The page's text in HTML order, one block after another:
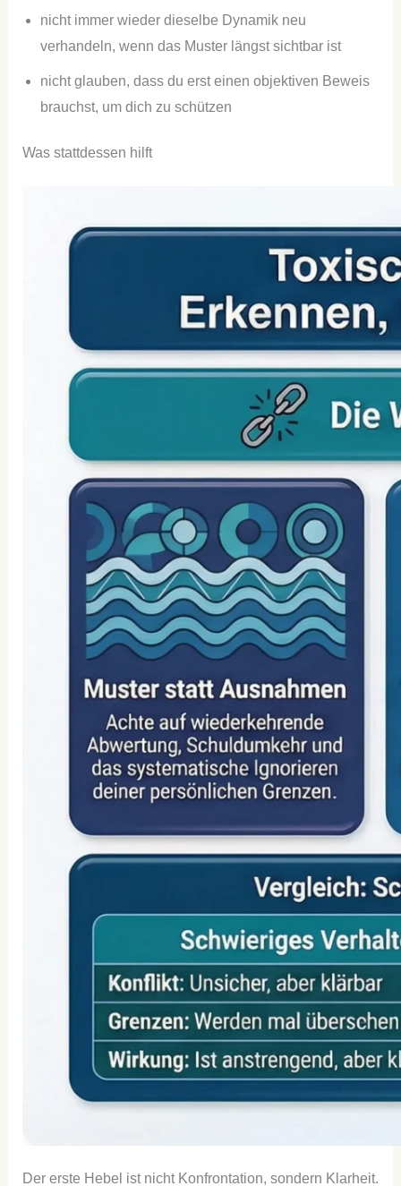
nicht immer wieder dieselbe Dynamik neu
verhandeln, wenn das Muster längst sichtbar ist
nicht glauben, dass du erst einen objektiven Beweis
brauchst, um dich zu schützen
Was stattdessen hilft
Der erste Hebel ist nicht Konfrontation, sondern Klarheit.